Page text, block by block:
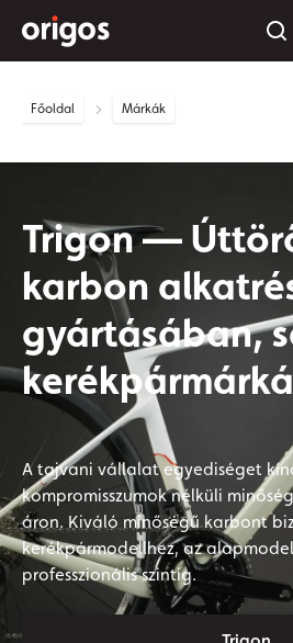
Főoldal Márkák
Trigon —
karbon
gyártásában,
A tajvani vállalat egyediséget
kompromisszumok nélküli
áron. Kiváló minőségű karbont
kerékpármodellhez, az
professzionális szintig.